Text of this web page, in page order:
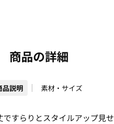
商品の詳細
品説明 素材・サイズ
すらりとスタイルアップ見せ